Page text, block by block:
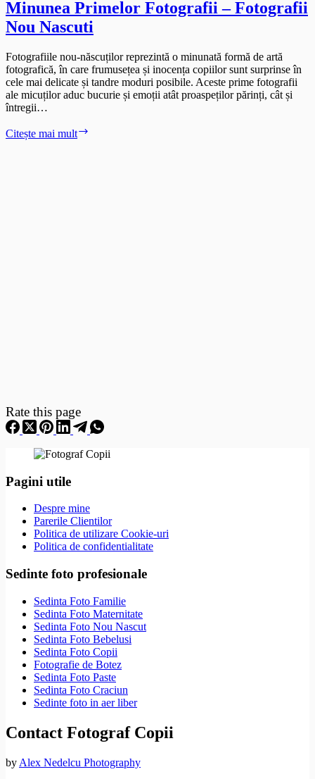
Minunea Primelor Fotografii – Fotografii
Nou Nascuti
Fotografiile nou-născuților reprezintă o minunată formă de artă
fotografică, în care frumusețea și inocența copiilor sunt surprinse în
cele mai delicate și tandre moduri posibile. Aceste prime fotografii
ale micuților aduc bucurie și emoții atât proaspeților părinți, cât și
întregii…
Citește mai mult
Rate this page
Pagini utile
Despre mine
Parerile Clientilor
Politica de utilizare Cookie-uri
Politica de confidentialitate
Sedinte foto profesionale
Sedinta Foto Familie
Sedinta Foto Maternitate
Sedinta Foto Nou Nascut
Sedinta Foto Bebelusi
Sedinta Foto Copii
Fotografie de Botez
Sedinta Foto Paste
Sedinta Foto Craciun
Sedinte foto in aer liber
Contact Fotograf Copii
by Alex Nedelcu Photography